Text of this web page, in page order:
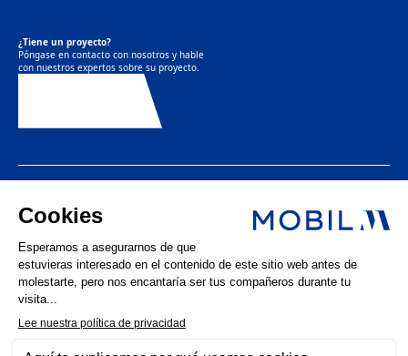
¿Tiene un proyecto?
Póngase en contacto con nosotros y hable
con nuestros expertos sobre su proyecto.
LinkedIn
Instagram
Facebook
Noticias